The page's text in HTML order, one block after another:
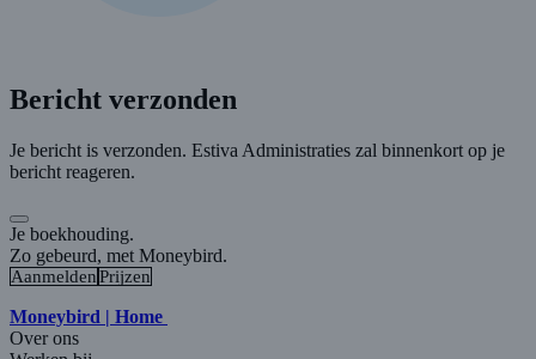
Bericht verzonden
Je bericht is verzonden. Estiva Administraties zal binnenkort op je
bericht reageren.